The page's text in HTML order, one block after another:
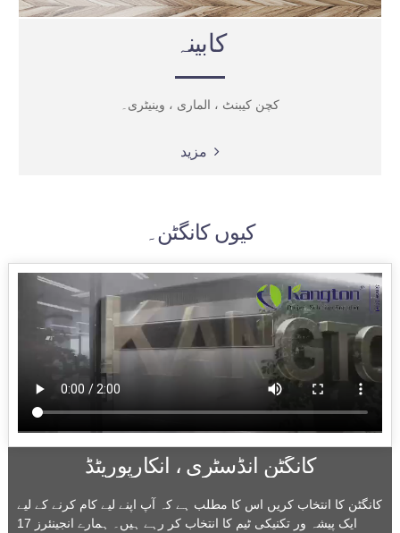
کابینہ
کچن کیبنٹ ، الماری ، وینیٹری۔
مزید
کیوں کانگٹن۔
کانگٹن انڈسٹری ، انکارپوریٹڈ
کانگٹن کا انتخاب کریں اس کا مطلب ہے کہ آپ اپنے لیے کام کرنے کے لیے
ایک پیشہ ور تکنیکی ٹیم کا انتخاب کر رہے ہیں۔ ہمارے انجینئرز 17